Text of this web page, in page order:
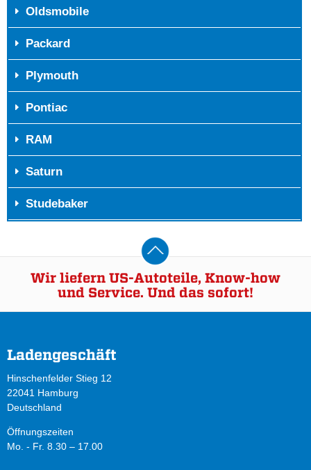
Oldsmobile
Packard
Plymouth
Pontiac
RAM
Saturn
Studebaker
Wir liefern US-Autoteile, Know-how
und Service. Und das sofort!
Ladengeschäft
Hinschenfelder Stieg 12
22041 Hamburg
Deutschland
Öffnungszeiten
Mo. - Fr. 8.30 – 17.00